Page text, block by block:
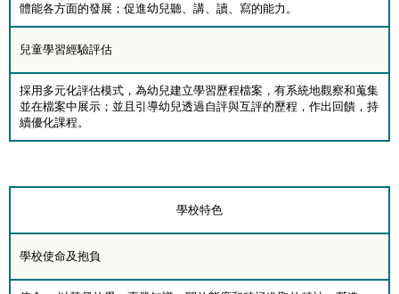
體能各方面的發展；促進幼兒聽、講、讀、寫的能力。
兒童學習經驗評估
採用多元化評估模式，為幼兒建立學習歷程檔案，有系統地觀察和蒐集
並在檔案中展示；並且引導幼兒透過自評與互評的歷程，作出回饋，持
續優化課程。
學校特色
學校使命及抱負